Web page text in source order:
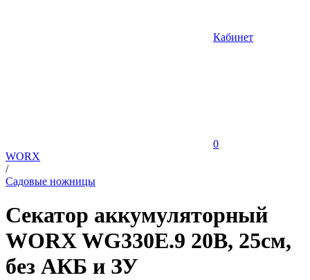
Кабинет
0
WORX
/
Садовые ножницы
Секатор аккумуляторный
WORX WG330E.9 20В, 25см,
без АКБ и ЗУ